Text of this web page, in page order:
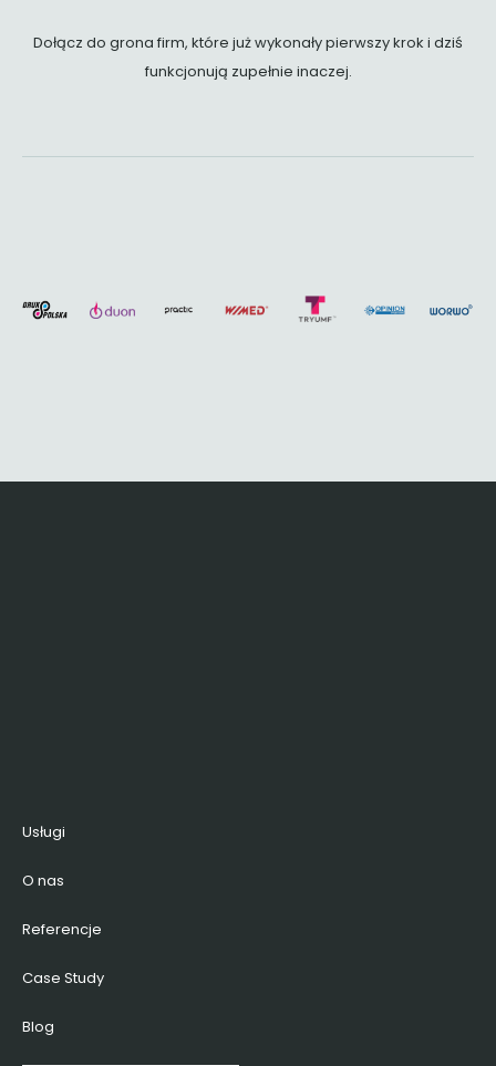
Dołącz do grona firm, które już wykonały pierwszy krok i dziś
funkcjonują zupełnie inaczej.
Usługi
O nas
Referencje
Case Study
Blog